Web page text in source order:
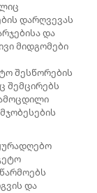
დარღვევას
და
მიდგომები
შესწორების
შემცირებს
და